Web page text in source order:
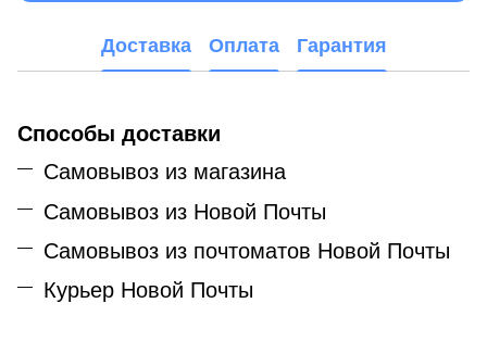
Доставка Оплата Гарантия
Способы доставки
Самовывоз из магазина
Самовывоз из Новой Почты
Самовывоз из почтоматов Новой Почты
Курьер Новой Почты